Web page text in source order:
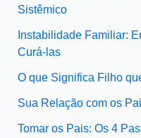
Sistêmico
Instabilidade Familiar:
Curá-las
O que Significa Filho
Sua Relação com os
Tomar os Pais: Os 4